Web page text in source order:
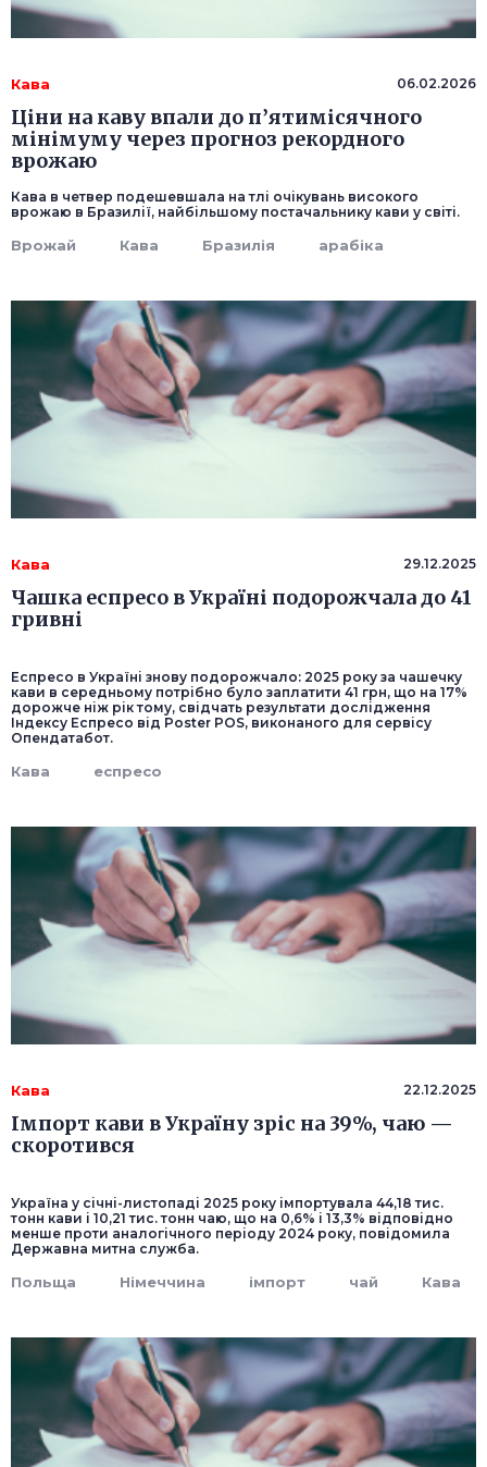
Кава 06.02.2026
Ціни на каву впали до п’ятимісячного
мінімуму через прогноз рекордного
врожаю
Кава в четвер подешевшала на тлі очікувань високого
врожаю в Бразилії, найбільшому постачальнику кави у світі.
Врожай Кава Бразилія арабіка
Кава 29.12.2025
Чашка еспресо в Україні подорожчала до 41
гривні
Еспресо в Україні знову подорожчало: 2025 року за чашечку
кави в середньому потрібно було заплатити 41 грн, що на 17%
дорожче ніж рік тому, свідчать результати дослідження
Індексу Еспресо від Poster POS, виконаного для сервісу
Опендатабот.
Кава еспресо
Кава 22.12.2025
Імпорт кави в Україну зріс на 39%, чаю —
скоротився
Україна у січні-листопаді 2025 року імпортувала 44,18 тис.
тонн кави і 10,21 тис. тонн чаю, що на 0,6% і 13,3% відповідно
менше проти аналогічного періоду 2024 року, повідомила
Державна митна служба.
Польща Німеччина імпорт чай Кава